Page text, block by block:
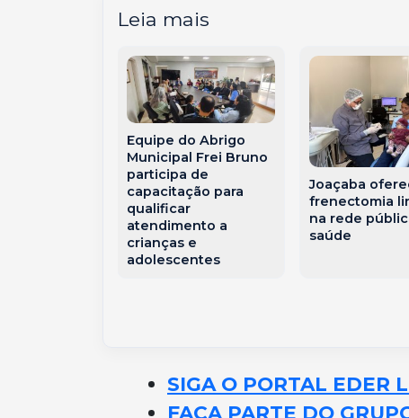
Leia mais
Equipe do Abrigo
Municipal Frei Bruno
participa de
capacitação para
qualificar
atendimento a
crianças e
adolescentes
Joaçaba
frenectomia
na rede
saúde
SIGA O PORTAL EDER
FAÇA PARTE DO